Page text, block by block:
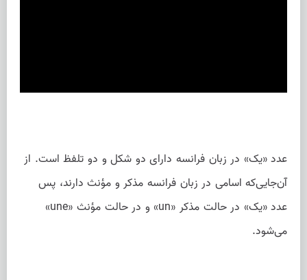
عدد «یک» در زبان فرانسه دارای دو شکل و دو تلفظ است. از
آن‌جایی‌که اسامی در زبان فرانسه مذکر و مؤنث دارند، پس
عدد «یک» در حالت مذکر «un» و در حالت مؤنث «une»
می‌شود.